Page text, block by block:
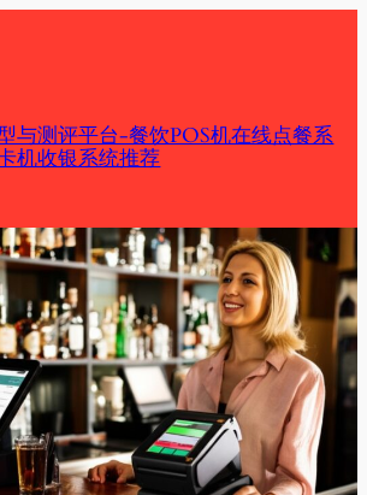
与测评平台-餐饮POS机在线点餐系
机收银系统推荐